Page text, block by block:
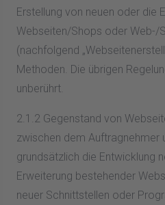
Erstellung von neuen oder die
Webseiten/Shops oder Web-/
(nachfolgend
Methoden. Die übrigen
unberührt.
2.1.2 Gegenstand von
zwischen dem Auftragnehmer
grundsätzlich die Entwicklung
Erweiterung bestehender
neuer Schnittstellen oder